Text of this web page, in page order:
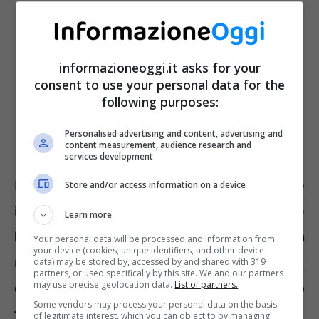
Nel caso in cui, però, l’assegno risultasse
inferiore a 515,58 euro si potrebbe richiedere
l’integrazione al minimo
in modo tale da
raggiungere la suddetta cifra. Ricordiamo, poi,
che l’assegno ordinario di invalidità si può
trasformare in pensione di vecchiaia
informazioneoggi.it asks for your
consent to use your personal data for the
following purposes:
Personalised advertising and content, advertising and
content measurement, audience research and
services development
Store and/or access information on a device
Learn more
Your personal data will be processed and information from
your device (cookies, unique identifiers, and other device
data) may be stored by, accessed by and shared with 319
partners, or used specifically by this site. We and our partners
may use precise geolocation data. List of partners.
Some vendors may process your personal data on the basis
of legitimate interest, which you can object to by managing